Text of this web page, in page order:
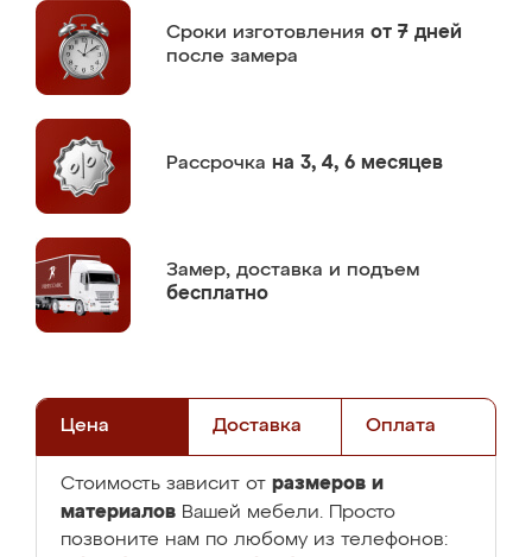
Сроки изготовления от 7 дней
после замера
Рассрочка на 3, 4, 6 месяцев
Замер, доставка и подъем
бесплатно
Цена Доставка Оплата
Стоимость зависит от размеров и
материалов Вашей мебели. Просто
позвоните нам по любому из телефонов: